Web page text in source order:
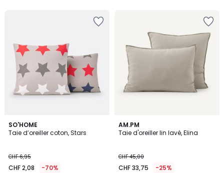
SO'HOME
Taie d’oreiller coton, Stars
CHF 6,95
CHF 2,08 -70%
4,4
/ 5
AM.PM
Taie d'oreiller lin lavé, Elina
CHF 45,00
CHF 33,75 -25%
4,3
/ 5
25
Couleurs